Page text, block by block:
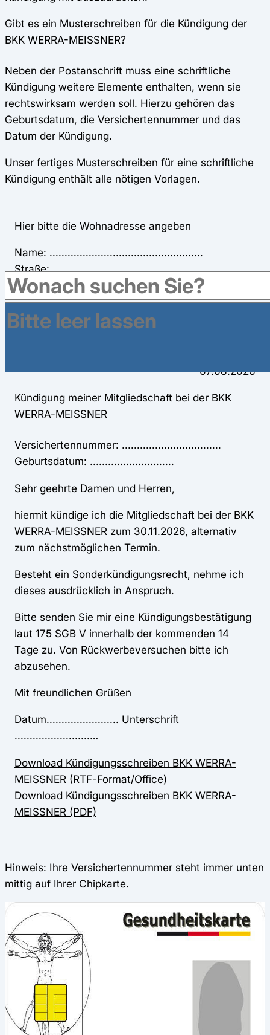
Gibt es ein Musterschreiben für die Kündigung der
BKK WERRA-MEISSNER?
Neben der Postanschrift muss eine schriftliche
Kündigung weitere Elemente enthalten, wenn sie
rechtswirksam werden soll. Hierzu gehören das
Geburtsdatum, die Versichertennummer und das
Datum der Kündigung.
Unser fertiges Musterschreiben für eine schriftliche
Kündigung enthält alle nötigen Vorlagen.
Hier bitte die Wohnadresse angeben
Name: ...................................................
Straße: .................................................
PLZ / Ort: .............................................
BKK WERRA-MEISSNER
Sudetenlandstr. 2a
07.08.2026
Kündigung meiner Mitgliedschaft bei der BKK
WERRA-MEISSNER
Versichertennummer: .................................
Geburtsdatum: ............................
Sehr geehrte Damen und Herren,
hiermit kündige ich die Mitgliedschaft bei der BKK
WERRA-MEISSNER zum 30.11.2026, alternativ
zum nächstmöglichen Termin.
Besteht ein Sonderkündigungsrecht, nehme ich
dieses ausdrücklich in Anspruch.
Bitte senden Sie mir eine Kündigungsbestätigung
laut 175 SGB V innerhalb der kommenden 14
Tage zu. Von Rückwerbeversuchen bitte ich
abzusehen.
Mit freundlichen Grüßen
Datum........................ Unterschrift
.........................…
Download Kündigungsschreiben BKK WERRA-
MEISSNER (RTF-Format/Office)
Download Kündigungsschreiben BKK WERRA-
MEISSNER (PDF)
Hinweis: Ihre Versichertennummer steht immer unten
mittig auf Ihrer Chipkarte.